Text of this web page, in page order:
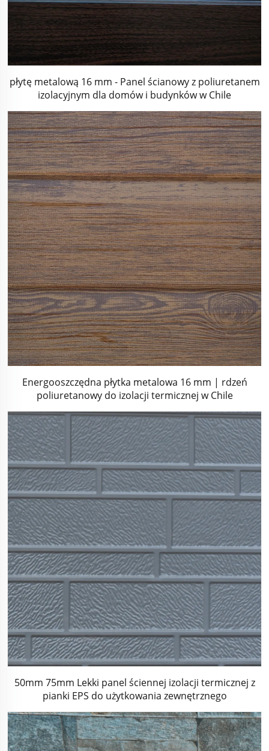
płytę metalową 16 mm - Panel ścianowy z poliuretanem
izolacyjnym dla domów i budynków w Chile
Energooszczędna płytka metalowa 16 mm | rdzeń
poliuretanowy do izolacji termicznej w Chile
50mm 75mm Lekki panel ściennej izolacji termicznej z
pianki EPS do użytkowania zewnętrznego